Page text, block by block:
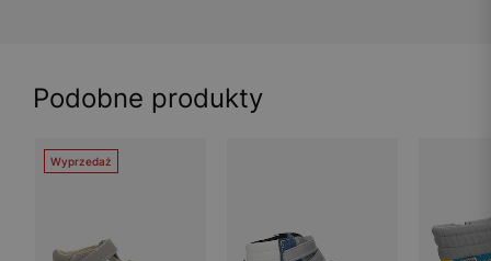
Podobne produkty
Wyprzedaż